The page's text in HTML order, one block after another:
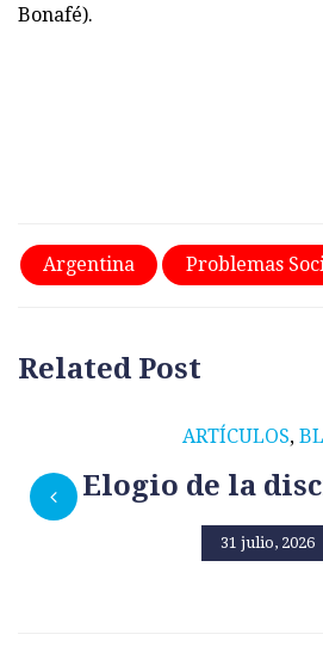
Bonafé).
Argentina Problemas
Related Post
ARTÍCULOS,
Elogio de la
31 julio, 2026